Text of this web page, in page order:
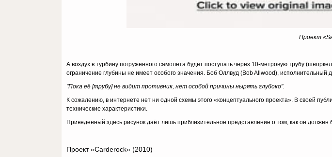
Проект «
А воздух в турбину погруженного самолета будет поступать через 10-метровую трубу
ограничение глубины не имеет особого значения. Боб Оллвуд (Bob Allwood),
"Пока её [трубу] не видит противник, нет особой причины нырять глубоко".
К сожалению, в интернете нет ни одной схемы этого «концептуального проекта». В своей
технические характеристики.
Приведенный здесь рисунок даёт лишь приблизительное представление о том, как он должен
Проект «Carderock» (2010)